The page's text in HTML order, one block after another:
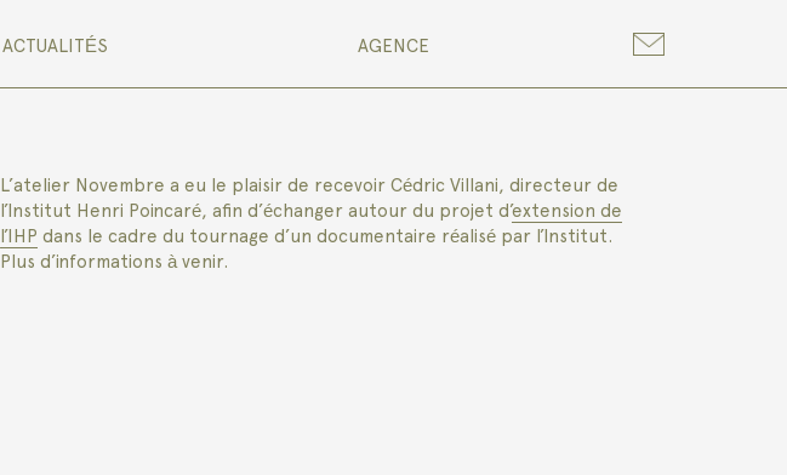
ACTUALITÉS AGENCE
L’atelier Novembre a eu le plaisir de recevoir Cédric Villani, directeur de
l’Institut Henri Poincaré, afin d’échanger autour du projet d’extension de
l’IHP dans le cadre du tournage d’un documentaire réalisé par l’Institut.
Plus d’informations à venir.